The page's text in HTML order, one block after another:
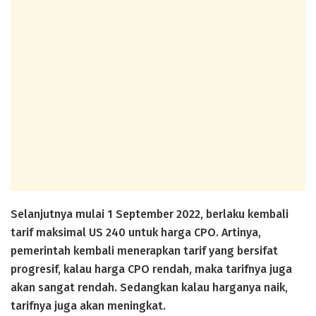
Selanjutnya mulai 1 September 2022, berlaku kembali
tarif maksimal US 240 untuk harga CPO. Artinya,
pemerintah kembali menerapkan tarif yang bersifat
progresif, kalau harga CPO rendah, maka tarifnya juga
akan sangat rendah. Sedangkan kalau harganya naik,
tarifnya juga akan meningkat.